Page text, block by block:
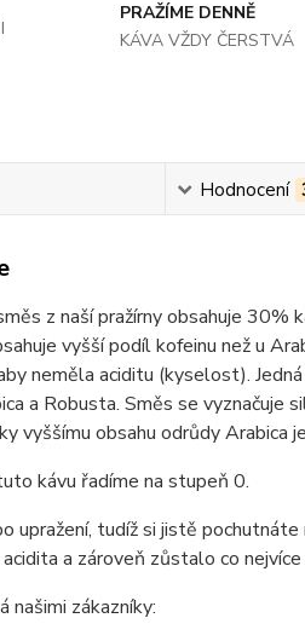
PRAŽÍME DENNĚ
KÁVA VŽDY ČERSTVÁ
Hodnocení
z naší pražírny obsahuje
vyšší podíl kofeinu než u
neměla aciditu (kyselost).
a Robusta. Směs se vyznačuje
vyššímu obsahu odrůdy Arabica
kávu řadíme na stupeň 0.
upražení, tudíž si jistě
a zároveň zůstalo co
zákazníky: